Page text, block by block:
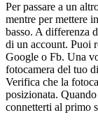
Per passare a un
mentre per mettere
basso. A differenza
di un account. Puoi
Google o Fb. Una
fotocamera del tuo
Verifica che la
posizionata.
connetterti al primo